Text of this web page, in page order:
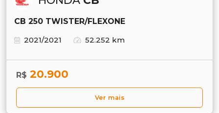
CB 250 TWISTER/FLEXONE
2021/2021
52.252 km
R$ 20.900
Ver mais